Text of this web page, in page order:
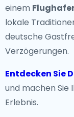
einem
lokale
deutsche
Verzögerungen.
Entdecken Sie
und machen Sie
Erlebnis.